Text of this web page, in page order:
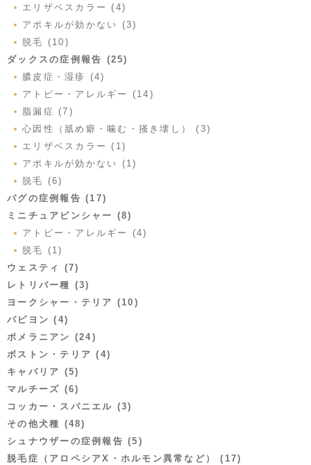
エリザベスカラー (4)
アポキルが効かない (3)
脱毛 (10)
ダックスの症例報告 (25)
膿皮症・湿疹 (4)
アトピー・アレルギー (14)
脂漏症 (7)
心因性（舐め癖・噛む・掻き壊し） (3)
エリザベスカラー (1)
アポキルが効かない (1)
脱毛 (6)
パグの症例報告 (17)
ミニチュアピンシャー (8)
アトピー・アレルギー (4)
脱毛 (1)
ウェスティ (7)
レトリバー種 (3)
ヨークシャー・テリア (10)
パピヨン (4)
ポメラニアン (24)
ボストン・テリア (4)
キャバリア (5)
マルチーズ (6)
コッカー・スパニエル (3)
その他犬種 (48)
シュナウザーの症例報告 (5)
脱毛症（アロペシアX・ホルモン異常など） (17)